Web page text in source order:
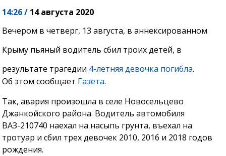
14:26 / 14 августа 2020
Вечером в четверг, 13 августа, в аннексированном
Крыму пьяный водитель сбил троих детей, в
результате трагедии 4-летняя девочка погибла.
Об этом сообщает Газета.
Так, авария произошла в селе Новосельцево
Джанкойского района. Водитель автомобиля
ВАЗ-210740 наехал на насыпь грунта, въехал на
тротуар и сбил трех девочек 2010, 2016 и 2018 годов
рождения.